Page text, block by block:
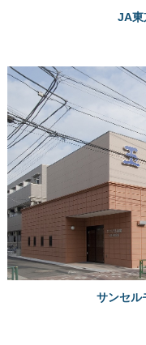
JA東
サンセ